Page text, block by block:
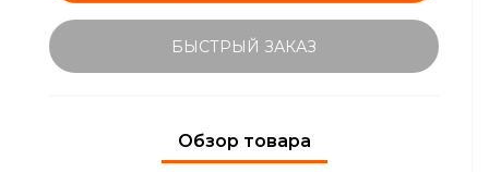
БЫСТРЫЙ ЗАКАЗ
Обзор товара